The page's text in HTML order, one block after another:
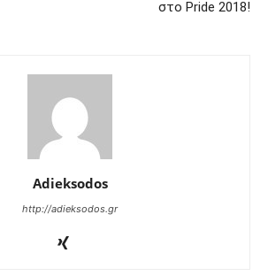
στο Pride 2018!
Adieksodos
http://adieksodos.gr